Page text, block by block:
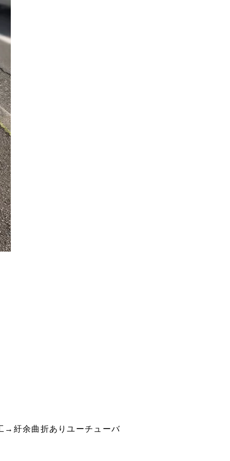
→紆余曲折ありユーチューバ